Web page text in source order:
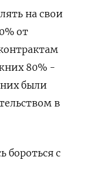
на свои
от
80% -
были
в
бороться с